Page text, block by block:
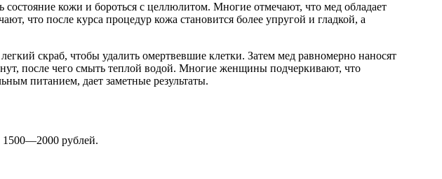
кожи и бороться с целлюлитом. Многие отмечают, что мед обладает
что после курса процедур кожа становится более упругой и гладкой, а
скраб, чтобы удалить омертвевшие клетки. Затем мед равномерно наносят
после чего смыть теплой водой. Многие женщины подчеркивают, что
питанием, дает заметные результаты.
1500—2000 рублей.